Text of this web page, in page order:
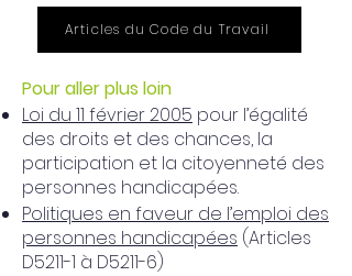
Articles du Code du Travail
Pour aller plus loin
Loi du 11 février 2005 pour l’égalité
des droits et des chances, la
participation et la citoyenneté des
personnes handicapées.
Politiques en faveur de l’emploi des
personnes handicapées (Articles
D5211-1 à D5211-6)